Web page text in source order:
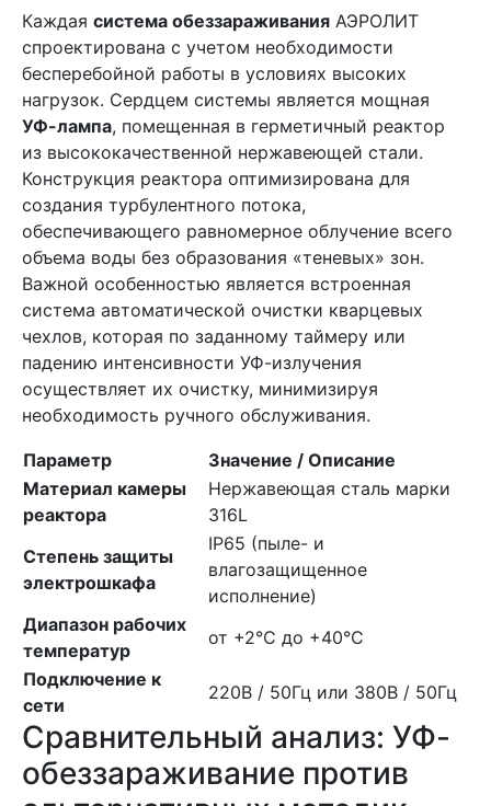
Каждая система обеззараживания АЭРОЛИТ
спроектирована с учетом необходимости
бесперебойной работы в условиях высоких
нагрузок. Сердцем системы является мощная
УФ-лампа, помещенная в герметичный реактор
из высококачественной нержавеющей стали.
Конструкция реактора оптимизирована для
создания турбулентного потока,
обеспечивающего равномерное облучение всего
объема воды без образования «теневых» зон.
Важной особенностью является встроенная
система автоматической очистки кварцевых
чехлов, которая по заданному таймеру или
падению интенсивности УФ-излучения
осуществляет их очистку, минимизируя
необходимость ручного обслуживания.
Параметр
Значение / Описание
Материал камеры
реактора
Нержавеющая сталь марки
316L
Степень защиты
электрошкафа
IP65 (пыле- и
влагозащищенное
исполнение)
Диапазон рабочих
температур
от +2°C до +40°C
Подключение к
сети
220В / 50Гц или 380В / 50Гц
Сравнительный анализ: УФ-
обеззараживание против